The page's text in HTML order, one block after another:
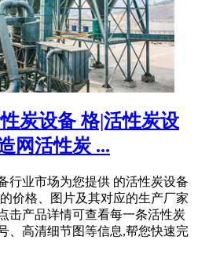
炭设备 格|活性炭设
网活性炭 ...
行业市场为您提供 的活性炭设备
价格、图片及其对应的生产厂家
击产品详情可查看每一条活性炭
、高清细节图等信息,帮您快速完